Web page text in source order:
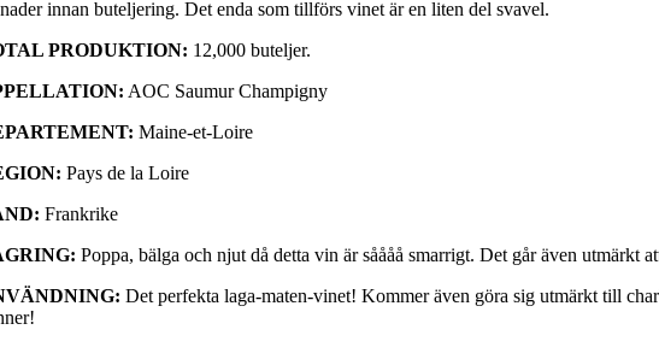
innan buteljering. Det enda som tillförs vinet är en liten del svavel.
PRODUKTION: 12,000 buteljer.
AOC Saumur Champigny
Maine-et-Loire
Pays de la Loire
Frankrike
Poppa, bälga och njut då detta vin är såååå smarrigt. Det går även utmärkt
Det perfekta laga-maten-vinet! Kommer även göra sig utmärkt till